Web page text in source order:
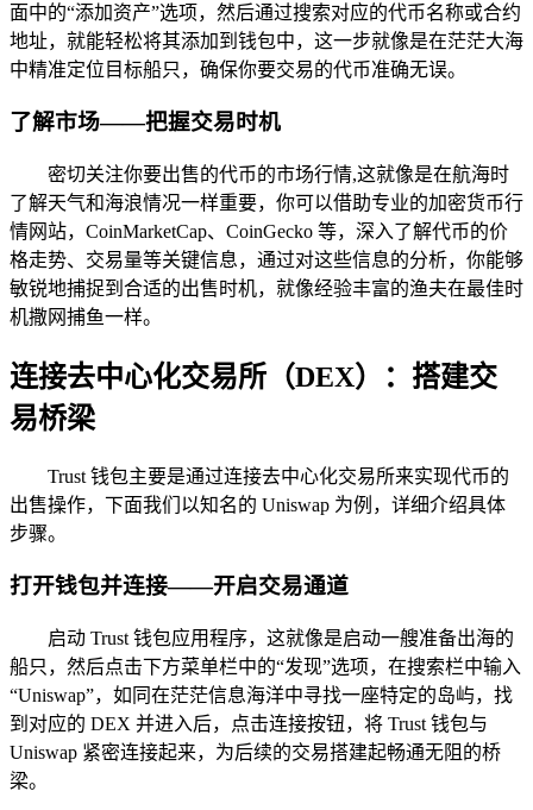
面中的“添加资产”选项，然后通过搜索对应的代币名称或合约
地址，就能轻松将其添加到钱包中，这一步就像是在茫茫大海
中精准定位目标船只，确保你要交易的代币准确无误。
了解市场——把握交易时机
密切关注你要出售的代币的市场行情,这就像是在航海时
了解天气和海浪情况一样重要，你可以借助专业的加密货币行
情网站，CoinMarketCap、CoinGecko 等，深入了解代币的价
格走势、交易量等关键信息，通过对这些信息的分析，你能够
敏锐地捕捉到合适的出售时机，就像经验丰富的渔夫在最佳时
机撒网捕鱼一样。
连接去中心化交易所（DEX）：搭建交
易桥梁
Trust 钱包主要是通过连接去中心化交易所来实现代币的
出售操作，下面我们以知名的 Uniswap 为例，详细介绍具体
步骤。
打开钱包并连接——开启交易通道
启动 Trust 钱包应用程序，这就像是启动一艘准备出海的
船只，然后点击下方菜单栏中的“发现”选项，在搜索栏中输入
“Uniswap”，如同在茫茫信息海洋中寻找一座特定的岛屿，找
到对应的 DEX 并进入后，点击连接按钮，将 Trust 钱包与
Uniswap 紧密连接起来，为后续的交易搭建起畅通无阻的桥
梁。